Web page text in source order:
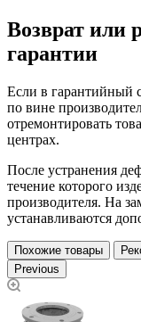
Возврат или
гарантии
Если в гарантийный
по вине
отремонтировать
центрах.
После устранения
течение которого
производителя. На
устанавливаются
Похожие товары
Previous